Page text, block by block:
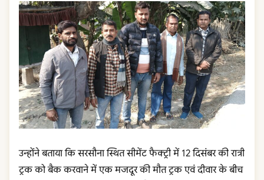
उन्होंने बताया कि सरसौना स्थित सीमेंट फैक्ट्री में 12 दिसंबर की रात्री
ट्रक को बैक करवाने में एक मजदूर की मौत ट्रक एवं दीवार के बीच